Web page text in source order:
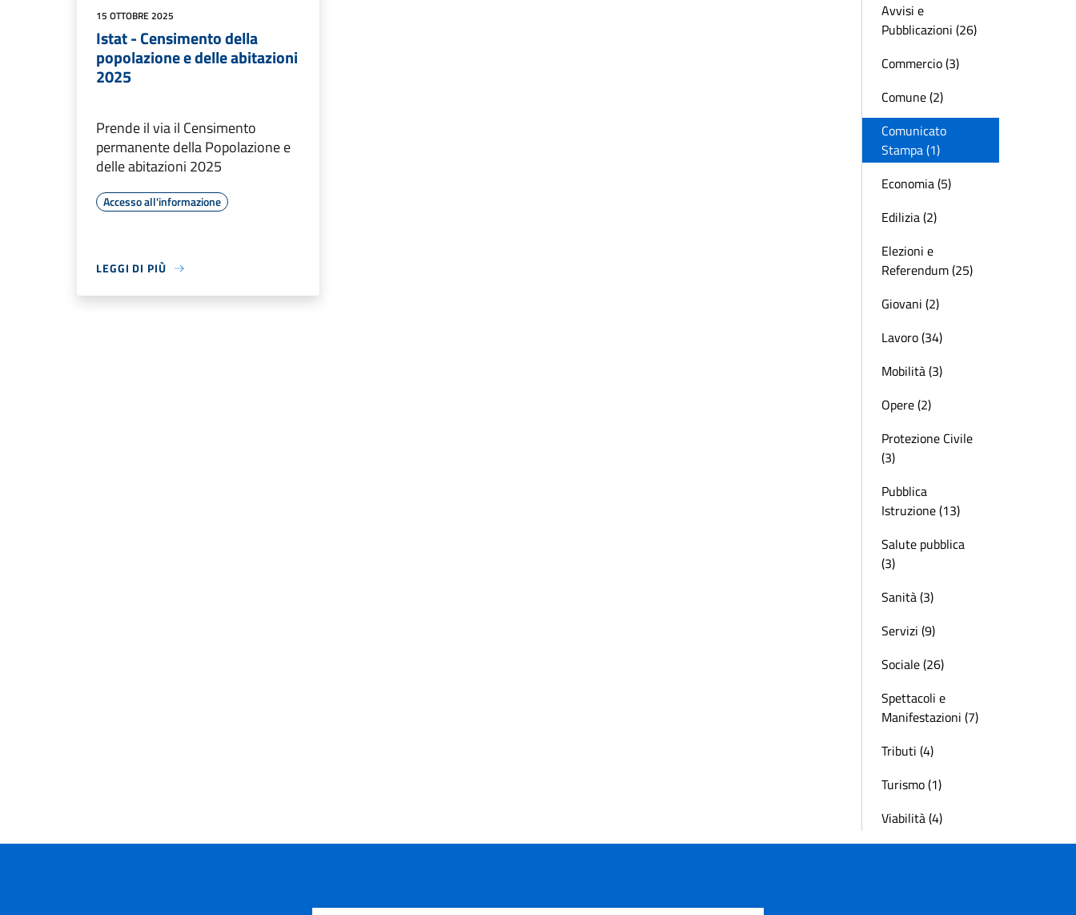
15 OTTOBRE 2025
Istat - Censimento della
popolazione e delle abitazioni
2025
Prende il via il Censimento
permanente della Popolazione e
delle abitazioni 2025
Accesso all'informazione
LEGGI DI PIÙ
Avvisi e
Pubblicazioni (26)
Commercio (3)
Comune (2)
Comunicato
Stampa (1)
Economia (5)
Edilizia (2)
Elezioni e
Referendum (25)
Giovani (2)
Lavoro (34)
Mobilità (3)
Opere (2)
Protezione Civile
(3)
Pubblica
Istruzione (13)
Salute pubblica
(3)
Sanità (3)
Servizi (9)
Sociale (26)
Spettacoli e
Manifestazioni (7)
Tributi (4)
Turismo (1)
Viabilità (4)